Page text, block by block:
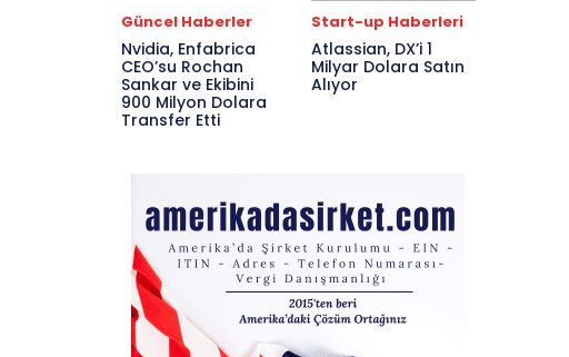
Güncel Haberler
Nvidia, Enfabrica
CEO’su Rochan
Sankar ve Ekibini
900 Milyon Dolara
Transfer Etti
Start-up Haberleri
Atlassian, DX’i 1
Milyar Dolara Satın
Alıyor